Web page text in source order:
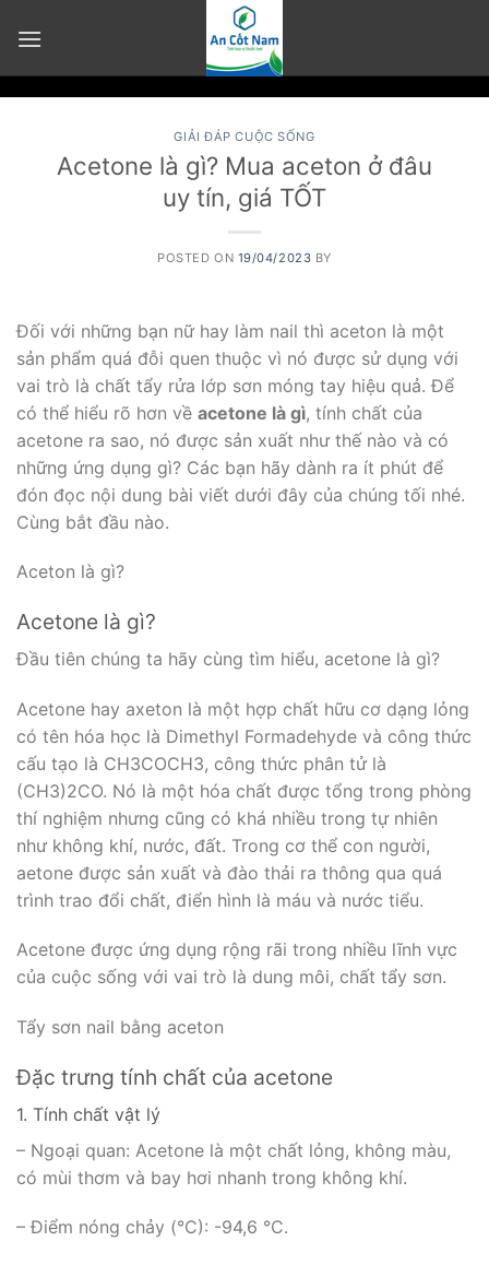
GIẢI ĐÁP CUỘC SỐNG
Acetone là gì? Mua aceton ở đâu
uy tín, giá TỐT
POSTED ON 19/04/2023 BY
Đối với những bạn nữ hay làm nail thì aceton là một
sản phẩm quá đỗi quen thuộc vì nó được sử dụng với
vai trò là chất tẩy rửa lớp sơn móng tay hiệu quả. Để
có thể hiểu rõ hơn về acetone là gì, tính chất của
acetone ra sao, nó được sản xuất như thế nào và có
những ứng dụng gì? Các bạn hãy dành ra ít phút để
đón đọc nội dung bài viết dưới đây của chúng tối nhé.
Cùng bắt đầu nào.
Aceton là gì?
Acetone là gì?
Đầu tiên chúng ta hãy cùng tìm hiểu, acetone là gì?
Acetone hay axeton là một hợp chất hữu cơ dạng lỏng
có tên hóa học là Dimethyl Formadehyde và công thức
cấu tạo là CH3COCH3, công thức phân tử là
(CH3)2CO. Nó là một hóa chất được tổng trong phòng
thí nghiệm nhưng cũng có khá nhiều trong tự nhiên
như không khí, nước, đất. Trong cơ thể con người,
aetone được sản xuất và đào thải ra thông qua quá
trình trao đổi chất, điển hình là máu và nước tiểu.
Acetone được ứng dụng rộng rãi trong nhiều lĩnh vực
của cuộc sống với vai trò là dung môi, chất tẩy sơn.
Tẩy sơn nail bằng aceton
Đặc trưng tính chất của acetone
1. Tính chất vật lý
– Ngoại quan: Acetone là một chất lỏng, không màu,
có mùi thơm và bay hơi nhanh trong không khí.
– Điểm nóng chảy (°C): -94,6 °C.